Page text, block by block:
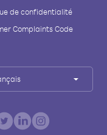
de confidentialité
Complaints Code